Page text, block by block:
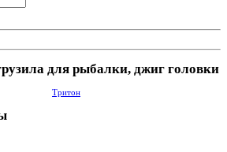
для рыбалки, джиг головки
Тритон